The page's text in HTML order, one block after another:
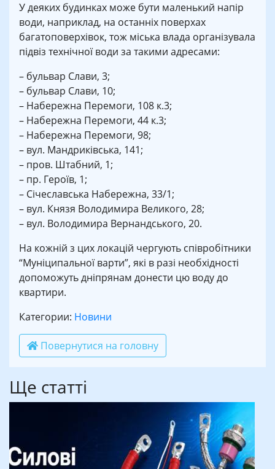
У деяких будинках може бути маленький напір
води, наприклад, на останніх поверхах
багатоповерхівок, тож міська влада організувала
підвіз технічної води за такими адресами:
– бульвар Слави, 3;
– бульвар Слави, 10;
– Набережна Перемоги, 108 к.3;
– Набережна Перемоги, 44 к.3;
– Набережна Перемоги, 98;
– вул. Мандриківська, 141;
– пров. Штабний, 1;
– пр. Героїв, 1;
– Січеславська Набережна, 33/1;
– вул. Князя Володимира Великого, 28;
– вул. Володимира Вернандського, 20.
На кожній з цих локацій чергують співробітники
“Муніципальної варти”, які в разі необхідності
допоможуть дніпрянам донести цю воду до
квартири.
Категории: Новини
Повернутися на головну
Ще статті